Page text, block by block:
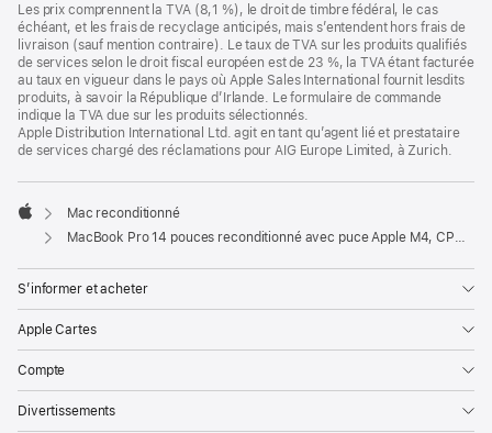
Les prix comprennent la TVA (8,1 %), le droit de timbre fédéral, le cas
échéant, et les frais de recyclage anticipés, mais s’entendent hors frais de
livraison (sauf mention contraire). Le taux de TVA sur les produits qualifiés
de services selon le droit fiscal européen est de 23 %, la TVA étant facturée
au taux en vigueur dans le pays où Apple Sales International fournit lesdits
produits, à savoir la République d’Irlande. Le formulaire de commande
indique la TVA due sur les produits sélectionnés.
Apple Distribution International Ltd. agit en tant qu’agent lié et prestataire
de services chargé des réclamations pour AIG Europe Limited, à Zurich.
Apple
Mac reconditionné
MacBook Pro 14 pouces reconditionné avec puce Apple M4, CPU 10 cœurs, GPU 10 cœurs - Noir sidéral
S’informer et acheter
Apple Cartes
Compte
Divertissements